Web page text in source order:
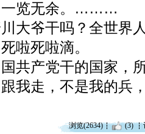
一览无余。………
大爷干吗？全世界
啦死啦滴。
共产党干的国家，
我走，不是我的兵
浏览(2634) (3)